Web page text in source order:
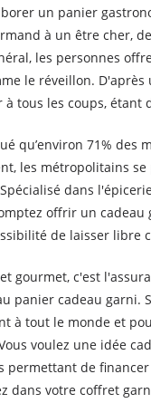
un panier
à un être cher,
les personnes
le réveillon.
tous les coups,
qu’environ 71%
les métropolitains
dans
offrir un
de laisser libre
gourmet, c'est
panier cadeau garni.
à tout le monde et
voulez une idée
permettant de
dans votre coffret